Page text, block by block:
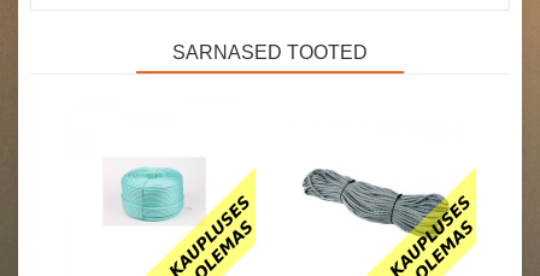
SARNASED TOOTED